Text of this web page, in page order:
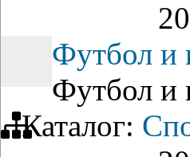
Футбол и
Футбол и
Каталог: